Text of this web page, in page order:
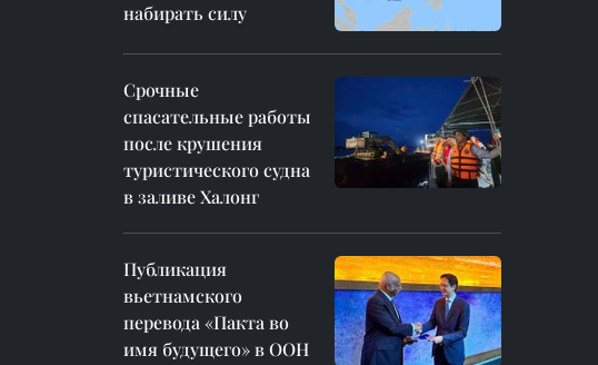
набирать силу
Срочные
спасательные работы
после крушения
туристического судна
в заливе Халонг
Публикация
вьетнамского
перевода «Пакта во
имя будущего» в ООН